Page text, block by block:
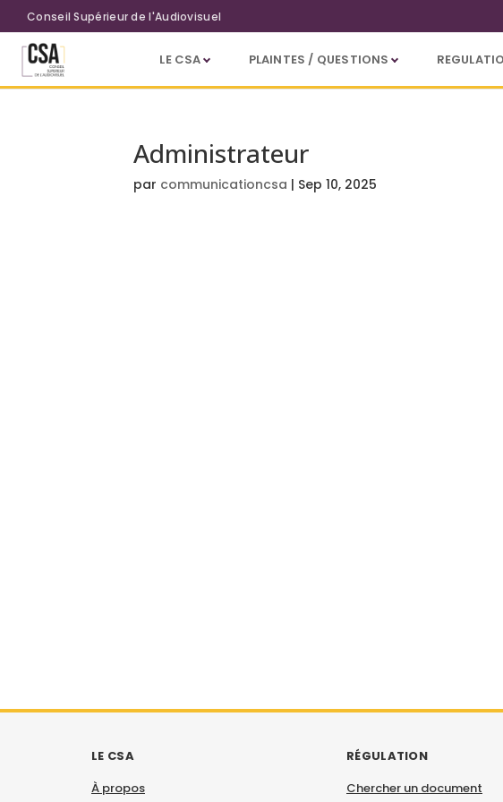
Aller au contenu principal
Conseil Supérieur de l'Audiovisuel
LE CSA PLAINTES / QUESTIONS
Administrateur
par communicationcsa | Sep 10, 2025
LE CSA
À propos
RÉGULATION
Chercher un document